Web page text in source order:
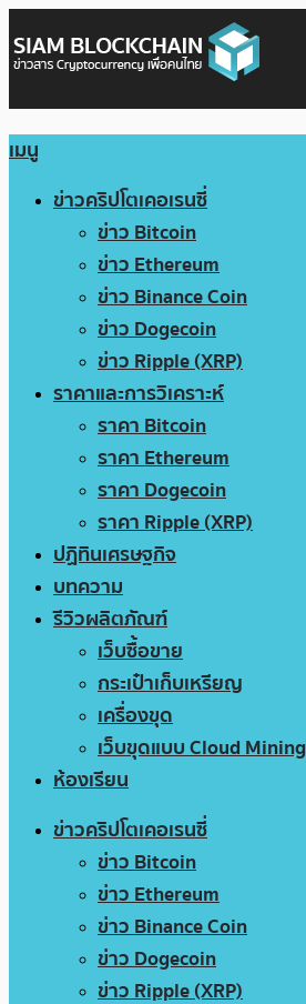
เมนู
ข่าวคริปโตเคอเรนซี่
ข่าว Bitcoin
ข่าว Ethereum
ข่าว Binance Coin
ข่าว Dogecoin
ข่าว Ripple (XRP)
ราคาและการวิเคราะห์
ราคา Bitcoin
ราคา Ethereum
ราคา Dogecoin
ราคา Ripple (XRP)
ปฏิทินเศรษฐกิจ
บทความ
รีวิวผลิตภัณฑ์
เว็บซื้อขาย
กระเป๋าเก็บเหรียญ
เครื่องขุด
เว็บขุดแบบ Cloud Mining
ห้องเรียน
ข่าวคริปโตเคอเรนซี่
ข่าว Bitcoin
ข่าว Ethereum
ข่าว Binance Coin
ข่าว Dogecoin
ข่าว Ripple (XRP)